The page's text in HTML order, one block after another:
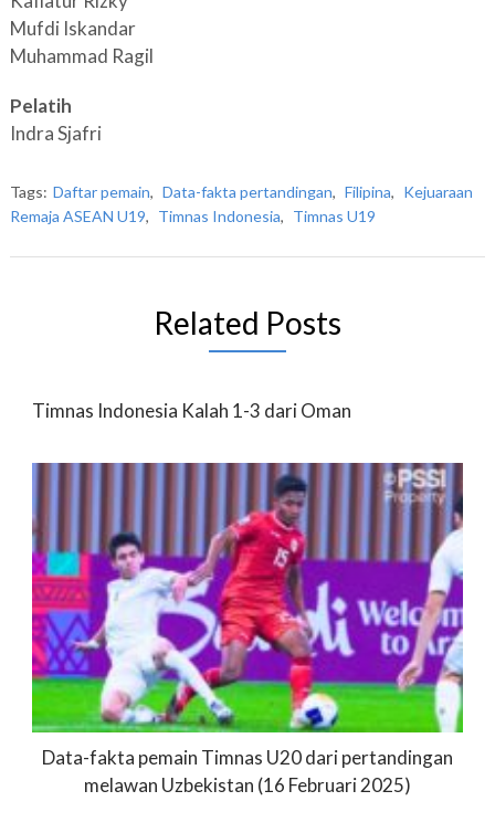
Mufdi Iskandar
Muhammad Ragil
Pelatih
Indra Sjafri
Tags: Daftar pemain, Data-fakta pertandingan, Filipina, Kejuaraan
Remaja ASEAN U19, Timnas Indonesia, Timnas U19
Related Posts
Timnas Indonesia Kalah 1-3 dari Oman
Data-fakta pemain Timnas U20 dari pertandingan
melawan Uzbekistan (16 Februari 2025)